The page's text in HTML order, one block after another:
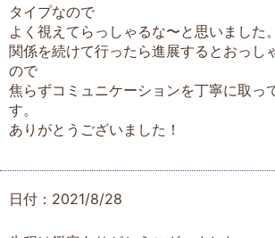
タイプなので
よく視えてらっしゃるな〜と思いました。
関係を続けて行ったら進展するとおっし
ので
焦らずコミュニケーションを丁寧に取っ
す。
ありがとうございました！
日付：2021/8/28